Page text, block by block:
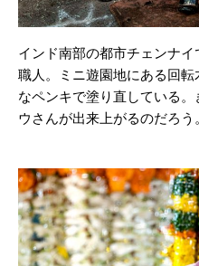
インド南部の都市チェンナ
職人。ミニ遊園地にある回
なペンキで塗り直している
ウさんが出来上がるのだろう。